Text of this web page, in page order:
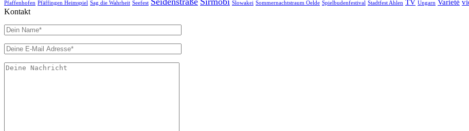
Pfaffenhofen Pfäffingen Heimspiel Sag die Wahrheit Seefest Slowakei Sommernachtstraum Oelde Spielbudenfestival Stadtfest Ahlen TV Ungarn Varieté
Kontakt